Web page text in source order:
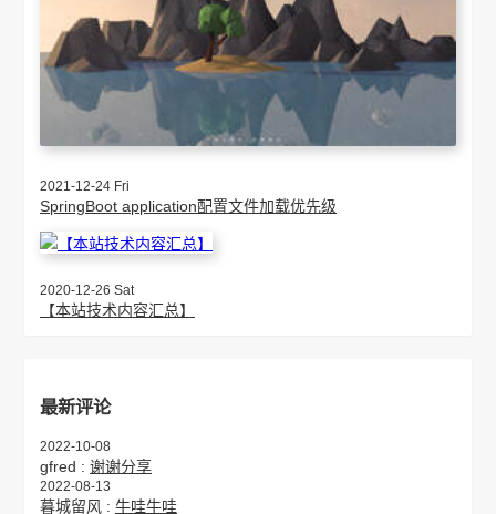
2021-12-24 Fri
SpringBoot application配置文件加载优先级
2020-12-26 Sat
【本站技术内容汇总】
最新评论
2022-10-08
gfred : 谢谢分享
2022-08-13
暮城留风 : 牛哇牛哇